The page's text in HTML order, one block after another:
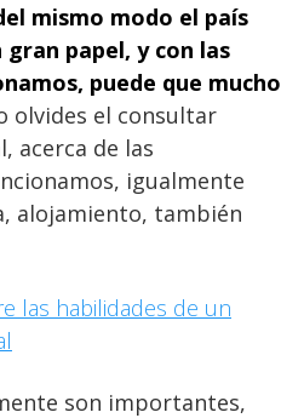
mismo modo el país
papel, y con las
puede que mucho
olvides el consultar
acerca de las
igualmente
alojamiento, también
las habilidades de un
son importantes,